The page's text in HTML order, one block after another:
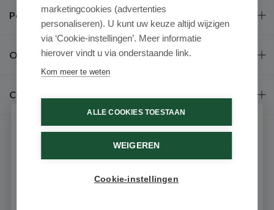
Populaire merken
Over ons
Contact
9.6 / 10 (531 beoordelingen)
marketingcookies (advertenties
personaliseren). U kunt uw keuze altijd wijzigen
via ‘Cookie-instellingen’. Meer informatie
hierover vindt u via onderstaande link.
Kom meer te weten
ALLE COOKIES TOESTAAN
WEIGEREN
Cookie-instellingen
Schrijf je in voor onze nieuwsbrief
Ontvang als eerste de beste aanbiedingen en persoonlijk
advies